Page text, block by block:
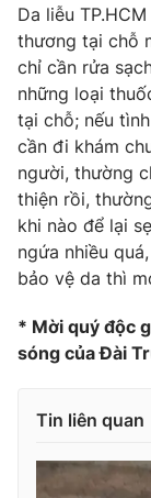
Photo
Video
VTV Money
VTV Sức khoẻ
VTV4
VTV9
Liên hệ tòa
Da liễu
thương tại chỗ
chỉ cần rửa
những loại
tại chỗ; nếu
cần đi khám
người, thường
thiện rồi,
khi nào để lại
ngứa nhiều
bảo vệ da thì
* Mời quý độc
sóng của Đài
Tin liên quan